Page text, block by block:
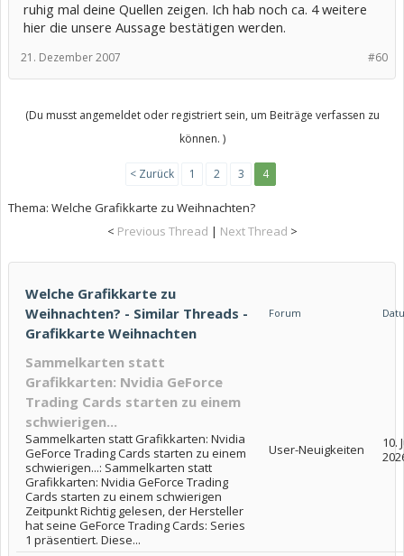
ruhig mal deine Quellen zeigen. Ich hab noch ca. 4 weitere
hier die unsere Aussage bestätigen werden.
#60
21. Dezember 2007
(Du musst angemeldet oder registriert sein, um Beiträge verfassen zu
können. )
< Zurück 1 2 3 4
Thema: Welche Grafikkarte zu Weihnachten?
< Previous Thread | Next Thread >
Welche Grafikkarte zu
Weihnachten? - Similar Threads -
Grafikkarte Weihnachten
Forum
Sammelkarten statt
Grafikkarten: Nvidia GeForce
Trading Cards starten zu einem
schwierigen...
Sammelkarten statt Grafikkarten: Nvidia
GeForce Trading Cards starten zu einem
schwierigen...: Sammelkarten statt
Grafikkarten: Nvidia GeForce Trading
Cards starten zu einem schwierigen
Zeitpunkt Richtig gelesen, der Hersteller
hat seine GeForce Trading Cards: Series
1 präsentiert. Diese...
User-Neuigkeiten
10.